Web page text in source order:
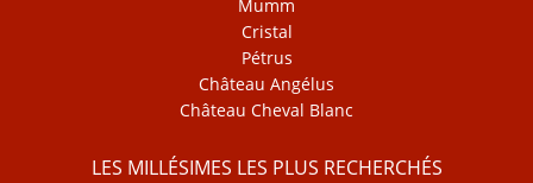
Mumm
Cristal
Pétrus
Château Angélus
Château Cheval Blanc
LES MILLÉSIMES LES PLUS RECHERCHÉS